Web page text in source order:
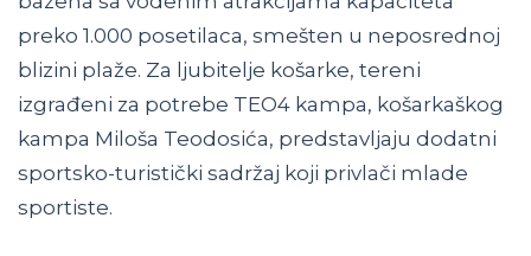
preko 1.000 posetilaca, smešten u neposrednoj
blizini plaže. Za ljubitelje košarke, tereni
izgrađeni za potrebe TEO4 kampa, košarkaškog
kampa Miloša Teodosića, predstavljaju dodatni
sportsko-turistički sadržaj koji privlači mlade
sportiste.